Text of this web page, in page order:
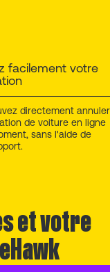
facilement votre
directement annuler
de voiture en ligne
sans l'aide de
et votre